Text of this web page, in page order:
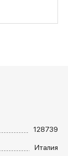
128739
Италия